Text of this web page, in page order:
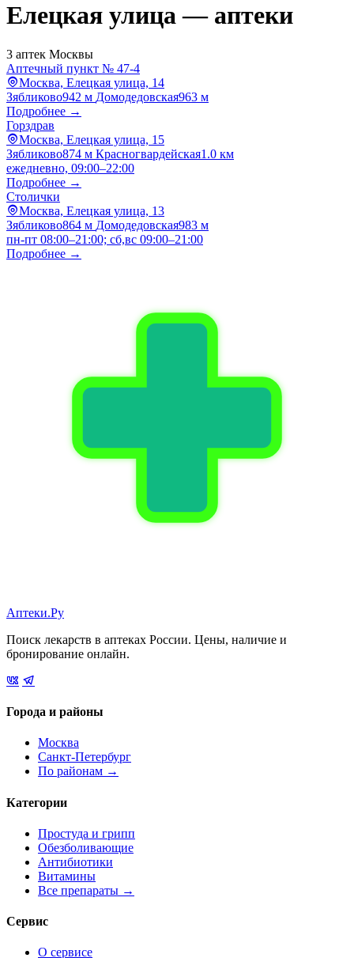
Елецкая улица — аптеки
3 аптек Москвы
Аптечный пункт № 47-4
Москва, Елецкая улица, 14
Зябликово942 м Домодедовская963 м
Подробнее →
Горздрав
Москва, Елецкая улица, 15
Зябликово874 м Красногвардейская1.0 км
ежедневно, 09:00–22:00
Подробнее →
Столички
Москва, Елецкая улица, 13
Зябликово864 м Домодедовская983 м
пн-пт 08:00–21:00; сб,вс 09:00–21:00
Подробнее →
Аптеки.Ру
Поиск лекарств в аптеках России. Цены, наличие и
бронирование онлайн.
Города и районы
Москва
Санкт-Петербург
По районам →
Категории
Простуда и грипп
Обезболивающие
Антибиотики
Витамины
Все препараты →
Сервис
О сервисе